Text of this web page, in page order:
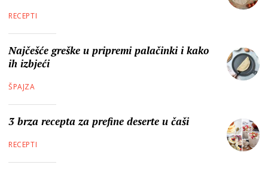
RECEPTI
Najčešće greške u pripremi palačinki i kako
ih izbjeći
ŠPAJZA
3 brza recepta za prefine deserte u čaši
RECEPTI